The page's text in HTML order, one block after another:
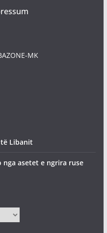
MK
Libanit
nga asetet e ngrira ruse